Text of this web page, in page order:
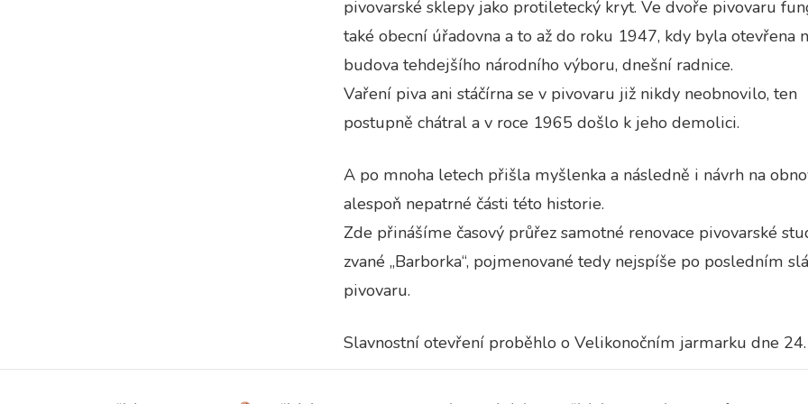
pivovarské sklepy jako protiletecký kryt. Ve dvoře pivovaru
také obecní úřadovna a to až do roku 1947, kdy byla otevřena
budova tehdejšího národního výboru, dnešní radnice.
Vaření piva ani stáčírna se v pivovaru již nikdy neobnovilo, ten
postupně chátral a v roce 1965 došlo k jeho demolici.
A po mnoha letech přišla myšlenka a následně i návrh na
alespoň nepatrné části této historie.
Zde přinášíme časový průřez samotné renovace pivovarské
zvané „Barborka“, pojmenované tedy nejspíše po posledním
pivovaru.
Slavnostní otevření proběhlo o Velikonočním jarmarku dne
Analytické
cookies
Analytické
umožňují
měření výkonu
našeho webu
reklamních
kampaní.
počet návštěv
a zdroje
návštěv našich
pomocí těchto
zpracováváme